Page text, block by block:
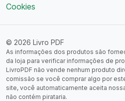
Cookies
© 2026 Livro PDF
As informações dos produtos são
da loja para verificar informações de
LivroPDF não vende nenhum produto
comissão se você comprar algo por
site, você automaticamente aceita
não contém pirataria.